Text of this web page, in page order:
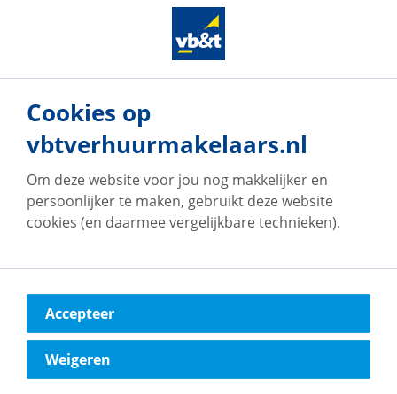
210 t/m 405 m³
bekijk video
Klik op "REAGEER" en geef hiermee aan dat wij je
op de hoogte houden van beschikbare woningen
reageer
Cookies op
vbtverhuurmakelaars.nl
Om deze website voor jou nog makkelijker en
persoonlijker te maken, gebruikt deze website
cookies (en daarmee vergelijkbare technieken).
Accepteer
Weigeren